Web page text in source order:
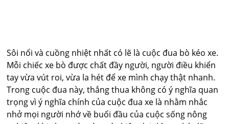
Sôi nổi và cuồng nhiệt nhất có lẽ là cuộc đua bò kéo xe.
Mỗi chiếc xe bò được chất đầy người, người điều khiển
tay vừa vút roi, vừa la hét để xe mình chạy thật nhanh.
Trong cuộc đua này, thắng thua không có ý nghĩa quan
trọng vì ý nghĩa chính của cuộc đua xe là nhằm nhắc
nhở mọi người nhớ về buổi đầu của cuộc sống nông